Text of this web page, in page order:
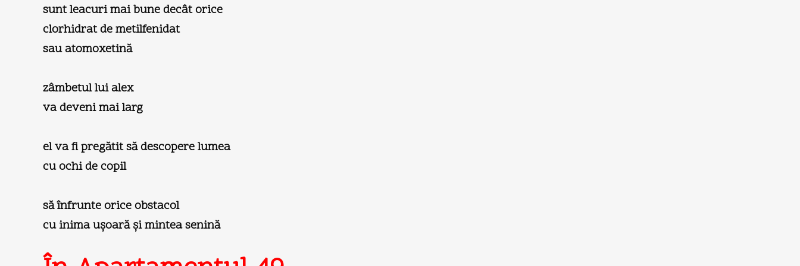
sunt leacuri mai bune decât orice
clorhidrat de metilfenidat
sau atomoxetină
zâmbetul lui alex
va deveni mai larg
el va fi pregătit să descopere lumea
cu ochi de copil
să înfrunte orice obstacol
cu inima uşoară şi mintea senină